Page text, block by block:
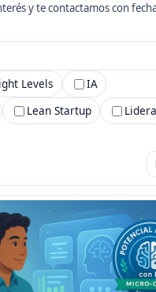
y te contactamos con
Levels
IA
Lean Startup